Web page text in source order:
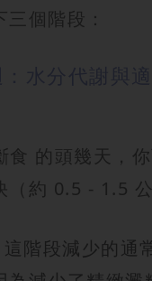
個階段：
食 的頭幾天，
（約 0.5 - 1.5 公
階段減少的通